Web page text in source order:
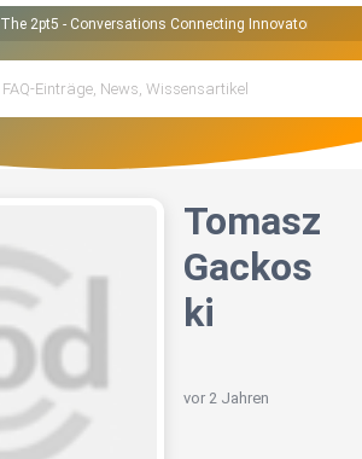
The 2pt5 - Conversations Connecting Innovators
Tomasz
Gackos
ki
vor 2 Jahren